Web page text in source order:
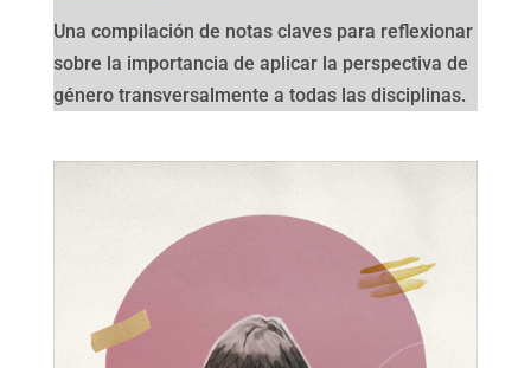
Una compilación de notas claves para reflexionar
sobre la importancia de aplicar la perspectiva de
género transversalmente a todas las disciplinas.